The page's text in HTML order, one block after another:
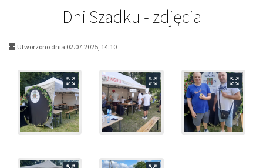
Dni Szadku - zdjęcia
Utworzono dnia 02.07.2025, 14:10